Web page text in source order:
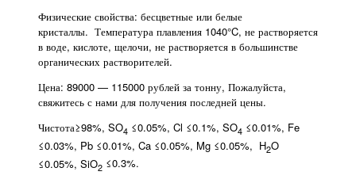
Физические свойства: бесцветные или белые
кристаллы. Температура плавления 1040°C, не растворяется
в воде, кислоте, щелочи, не растворяется в большинстве
органических растворителей.
Цена: 89000 — 115000 рублей за тонну, Пожалуйста,
свяжитесь с нами для получения последней цены.
Чистота≥98%, SO4 ≤0.05%, Cl ≤0.1%, SO4 ≤0.01%, Fe
≤0.03%, Pb ≤0.01%, Ca ≤0.05%, Mg ≤0.05%, H2O
≤0.05%, SiO2 ≤0.3%.